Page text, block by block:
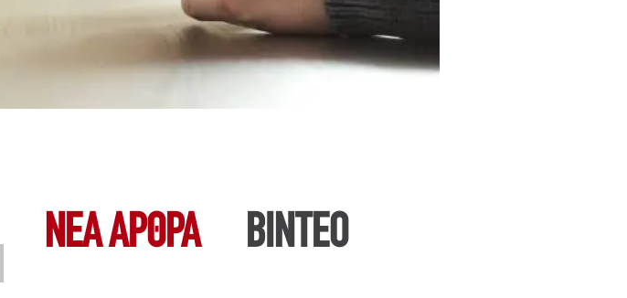
ΝΕΑ ΆΡΘΡΑ ΒΙΝΤΕΟ